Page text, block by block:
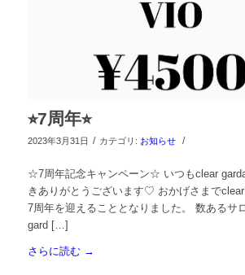
⭐︎7周年⭐︎
2023年3月31日 / カテゴリ: お知らせ /
☆7周年記念キャンペーン☆ いつもclear
きありがとうございます♡ おかげさまで
7周年を迎えることとなりました。 数あるサ
gard […]
さらに読む→